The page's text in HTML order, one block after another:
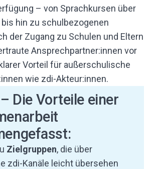
– von Sprachkursen über
hin zu schulbezogenen
der Zugang zu Schulen und Eltern
Ansprechpartner:innen vor
Vorteil für außerschulische
wie zdi-Akteur:innen.
Die Vorteile einer
Zielgruppen, die über
zdi-Kanäle leicht übersehen